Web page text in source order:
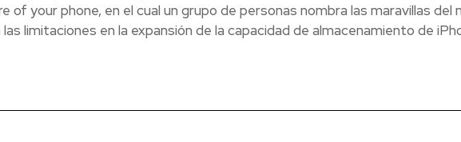
of your phone, en el cual un grupo de personas nombra las maravillas del
limitaciones en la expansión de la capacidad de almacenamiento de